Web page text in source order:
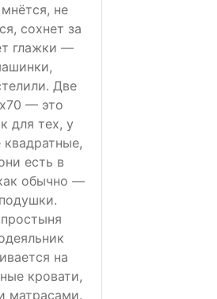
не
сохнет за
глажки —
Две
— это
для тех, у
есть в
обычно —
на
кровати,
матрасами.